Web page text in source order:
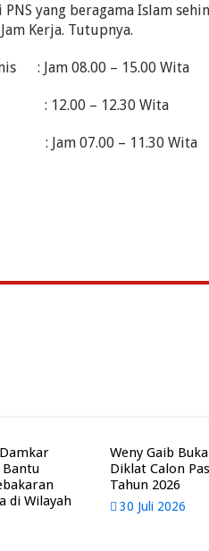
yang beragama Islam
Kerja. Tutupnya.
: Jam 08.00 – 15.00 Wita
: 12.00 – 12.30 Wita
: Jam 07.00 – 11.30 Wita
di Wilayah
Weny Gaib
Diklat Calon
Tahun 2026
30 Juli 2026